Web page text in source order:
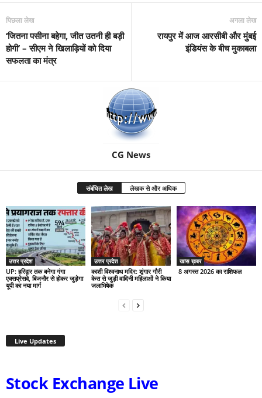
पिछला लेख
‘जितना पसीना बहेगा, जीत उतनी ही बड़ी
होगी’ – सीएम ने खिलाड़ियों को दिया
सफलता का मंत्र
अगला लेख
रायपुर में आज आरसीबी और मुंबई
इंडियंस के बीच मुकाबला
CG News
संबंधित लेख लेखक से और अधिक
उत्तर प्रदेश
UP: हरिद्वार तक बनेगा गंगा
एक्सप्रेसवे, बिजनौर से होकर जुड़ेगा
यूपी का नया मार्ग
उत्तर प्रदेश
काशी विश्वनाथ मदिर: शृंगार गौरी
केस से जुड़ी वादिनी महिलाओं ने किया
जलाभिषेक
खास ख़बर
8 अगस्त 2026 का राशिफल
Live Updates
Stock Exchange Live